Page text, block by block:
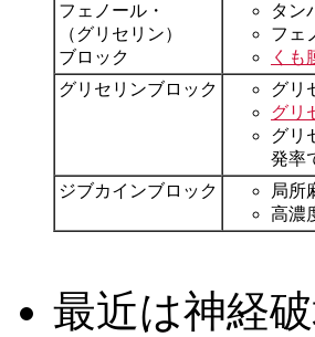
フェノール・
（グリセリン）
ブロック
タン
フェ
くも
グリセリンブロック
グリ
グリ
グリ
発率
ジブカインブロック
局所
高濃
最近は神経